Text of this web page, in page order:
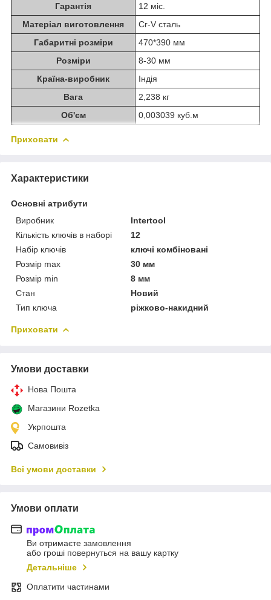
Гарантія
12 міс.
Матеріал виготовлення
Cr-V сталь
Габаритні розміри
470*390 мм
Розміри
8-30 мм
Країна-виробник
Індія
Вага
2,238 кг
Об'єм
0,003039 куб.м
Приховати
Характеристики
Основні атрибути
Виробник
Intertool
Кількість ключів в наборі
12
Набір ключів
ключі комбіновані
Розмір max
30 мм
Розмір min
8 мм
Стан
Новий
Тип ключа
ріжково-накидний
Приховати
Умови доставки
Нова Пошта
Магазини Rozetka
Укрпошта
Самовивіз
Всі умови доставки
Умови оплати
Ви отримаєте замовлення
або гроші повернуться на вашу картку
Детальніше
Оплатити частинами